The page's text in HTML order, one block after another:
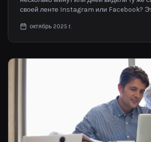
своей ленте Instagram или Facebook?
вас больше, чем вы можете себе
октябрь 2025 г.